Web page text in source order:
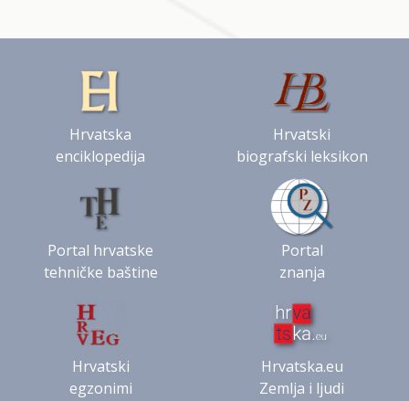
Hrvatska
enciklopedija
Hrvatski
biografski leksikon
Portal hrvatske
tehničke baštine
Portal
znanja
Hrvatski
egzonimi
Hrvatska.eu
Zemlja i ljudi